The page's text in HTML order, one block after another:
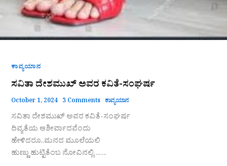
ಕಾವ್ಯಯಾನ
ಸವಿತಾ ದೇಶಮುಖ್ ಅವರ ಕವಿತೆ-ಸಂಘರ್ಷ
October 1, 2024 3 Comments ಕಾವ್ಯಯಾನ
ಸವಿತಾ ದೇಶಮುಖ್ ಅವರ ಕವಿತೆ-ಸಂಘರ್ಷ
ದಿವ್ಯತೆಯ ಆಶೀರ್ವಾದವೆಂದು
ಹೇಳಿದರೂ..ಮನದ ಮೂಲೆಯಲಿ
ಹುಣ್ಣು ಹುಟ್ಟಿತೆಂಬ ನೋವಿನಲ್ಲಿ…….